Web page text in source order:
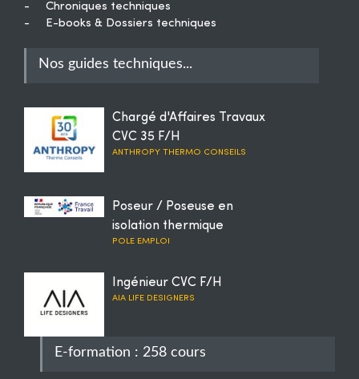
-
Chroniques techniques
-
E-books & Dossiers techniques
Nos guides techniques...
Chargé d'Affaires Travaux
CVC 35 F/H
ANTHROPY THERMO CONSEILS
Poseur / Poseuse en
isolation thermique
POLE EMPLOI
Ingénieur CVC F/H
AIA LIFE DESIGNERS
E-formation : 258 cours